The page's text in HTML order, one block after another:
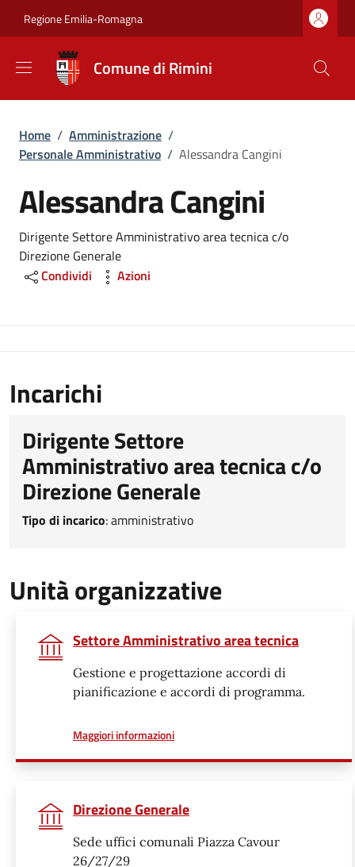
Regione Emilia-Romagna
Comune di Rimini
Briciole di pane
Home / Amministrazione /
Personale Amministrativo / Alessandra Cangini
Alessandra Cangini
Dirigente Settore Amministrativo area tecnica c/o
Direzione Generale
Condividi
Azioni
Incarichi
Dirigente Settore
Amministrativo area tecnica c/o
Direzione Generale
Tipo di incarico:amministrativo
Unità organizzative
Settore Amministrativo area tecnica
Gestione e progettazione accordi di
pianificazione e accordi di programma.
Maggiori informazionia proposito di
Direzione Generale
Sede uffici comunali Piazza Cavour
26/27/29